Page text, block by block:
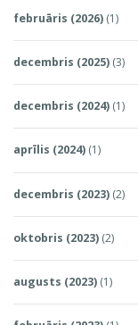
februāris (2026) (1)
decembris (2025) (3)
decembris (2024) (1)
aprīlis (2024) (1)
decembris (2023) (2)
oktobris (2023) (2)
augusts (2023) (1)